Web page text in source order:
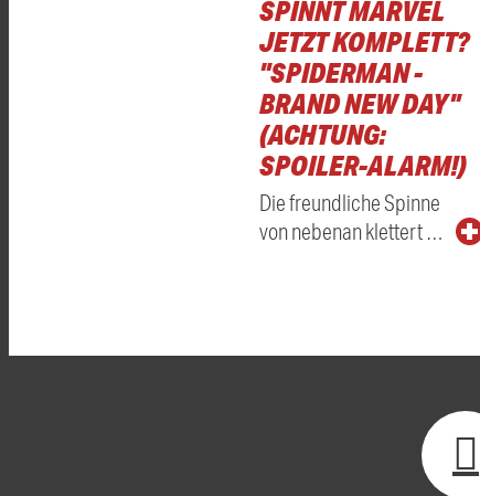
SPINNT MARVEL
JETZT KOMPLETT?
"SPIDERMAN -
BRAND NEW DAY"
(ACHTUNG:
SPOILER-ALARM!)
Die freundliche Spinne
von nebenan klettert …